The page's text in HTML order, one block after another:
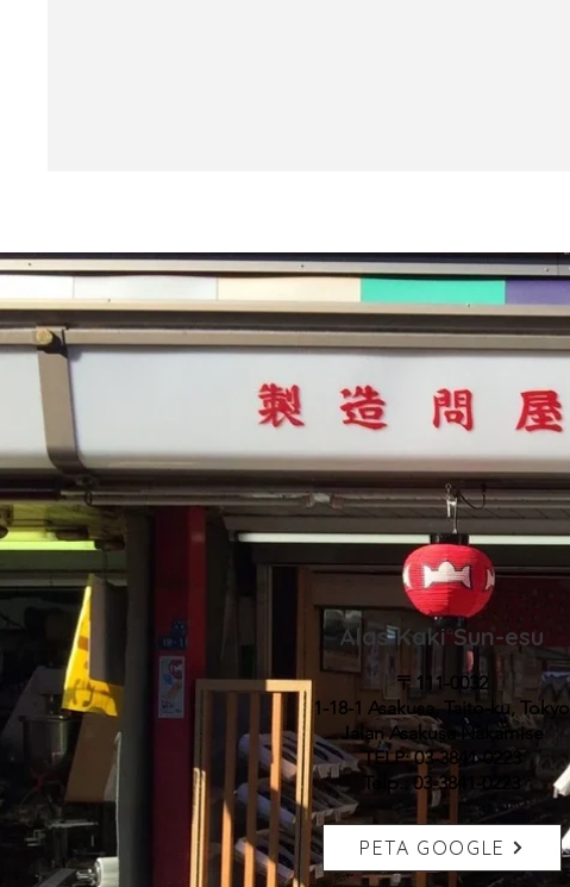
Alas Kaki Sun-esu
〒111-0032
1-18-1 Asakusa, Taito-ku, Tokyo
Jalan Asakusa Nakamise
TELP: 03-3841-0223
Telp.: 03-3841-0223
PETA GOOGLE